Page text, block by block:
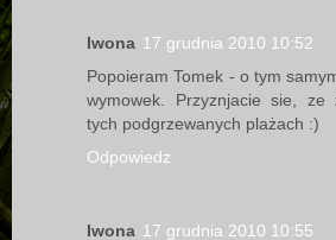
Iwona 17 grudnia 2010 10:52
Popoieram Tomek - o tym
wymowek. Przyznjacie sie, ze
tych podgrzewanych plażach :)
Odpowiedz
Iwona 17 grudnia 2010 10:55